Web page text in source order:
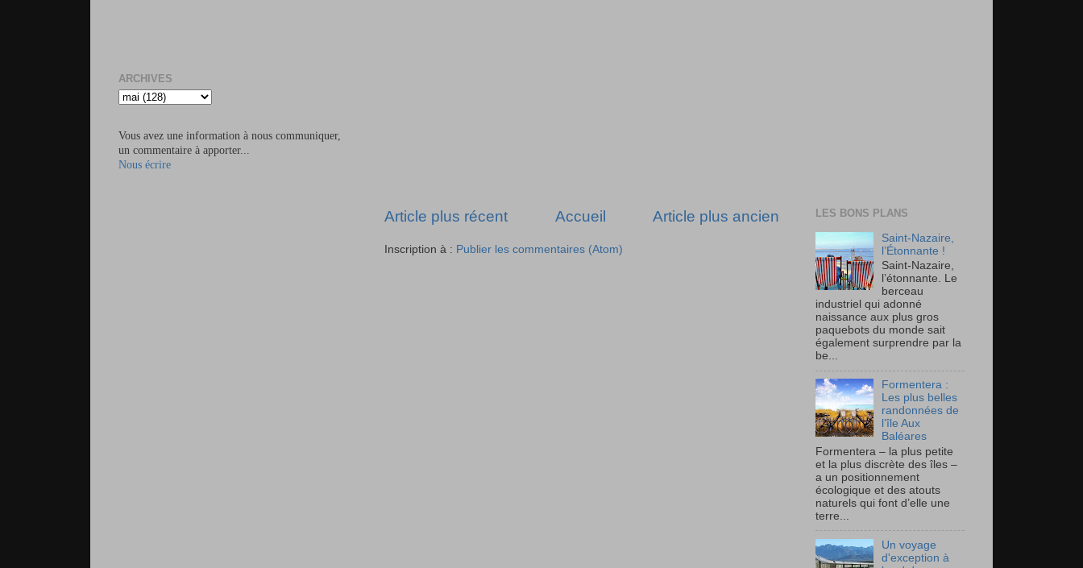
Article plus récent Article plus ancien
Accueil
Inscription à : Publier les commentaires (Atom)
ARCHIVES
Vous avez une information à nous communiquer,
un commentaire à apporter...
Nous écrire
LES BONS PLANS
Saint-Nazaire,
l’Étonnante !
Saint-Nazaire,
l’étonnante. Le
berceau
industriel qui adonné
naissance aux plus gros
paquebots du monde sait
également surprendre par la
be...
Formentera :
Les plus belles
randonnées de
l’île Aux
Baléares
Formentera – la plus petite
et la plus discrète des îles –
a un positionnement
écologique et des atouts
naturels qui font d’elle une
terre...
Un voyage
d'exception à